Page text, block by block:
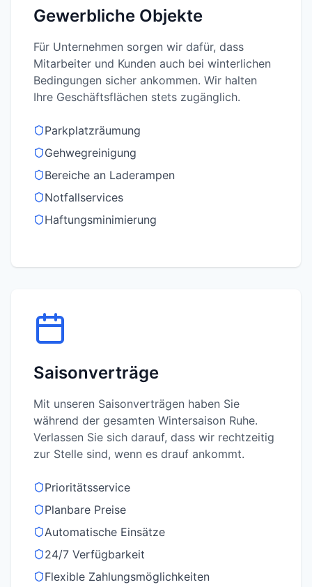
Gewerbliche Objekte
Für Unternehmen sorgen wir dafür, dass
Mitarbeiter und Kunden auch bei winterlichen
Bedingungen sicher ankommen. Wir halten
Ihre Geschäftsflächen stets zugänglich.
Parkplatzräumung
Gehwegreinigung
Bereiche an Laderampen
Notfallservices
Haftungsminimierung
Saisonverträge
Mit unseren Saisonverträgen haben Sie
während der gesamten Wintersaison Ruhe.
Verlassen Sie sich darauf, dass wir rechtzeitig
zur Stelle sind, wenn es drauf ankommt.
Prioritätsservice
Planbare Preise
Automatische Einsätze
24/7 Verfügbarkeit
Flexible Zahlungsmöglichkeiten